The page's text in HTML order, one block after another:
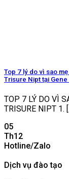
Top 7 lý do vì sao
Trisure Nipt tại
TOP 7 LÝ DO VÌ
TRISURE NIPT 1.
05
Th12
Hotline/Zalo
Dịch vụ đào tạo